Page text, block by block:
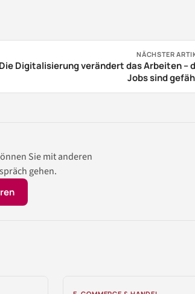
NÄCHSTER
Die Digitalisierung verändert das Arbeiten –
Jobs sind
Sie mit anderen
gehen.